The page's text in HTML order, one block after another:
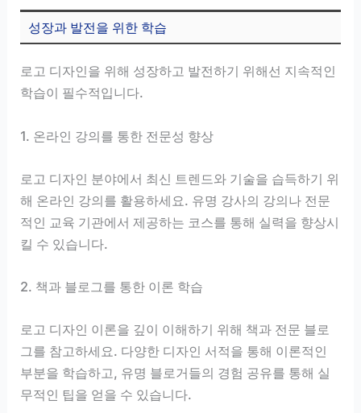
성장과 발전을 위한 학습
로고 디자인을 위해 성장하고 발전하기 위해선 지속적인
학습이 필수적입니다.
1. 온라인 강의를 통한 전문성 향상
로고 디자인 분야에서 최신 트렌드와 기술을 습득하기 위
해 온라인 강의를 활용하세요. 유명 강사의 강의나 전문
적인 교육 기관에서 제공하는 코스를 통해 실력을 향상시
킬 수 있습니다.
2. 책과 블로그를 통한 이론 학습
로고 디자인 이론을 깊이 이해하기 위해 책과 전문 블로
그를 참고하세요. 다양한 디자인 서적을 통해 이론적인
부분을 학습하고, 유명 블로거들의 경험 공유를 통해 실
무적인 팁을 얻을 수 있습니다.